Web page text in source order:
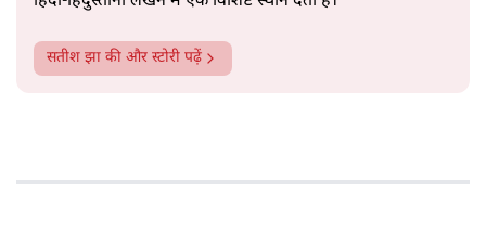
सतीश झा की और स्टोरी पढ़ें